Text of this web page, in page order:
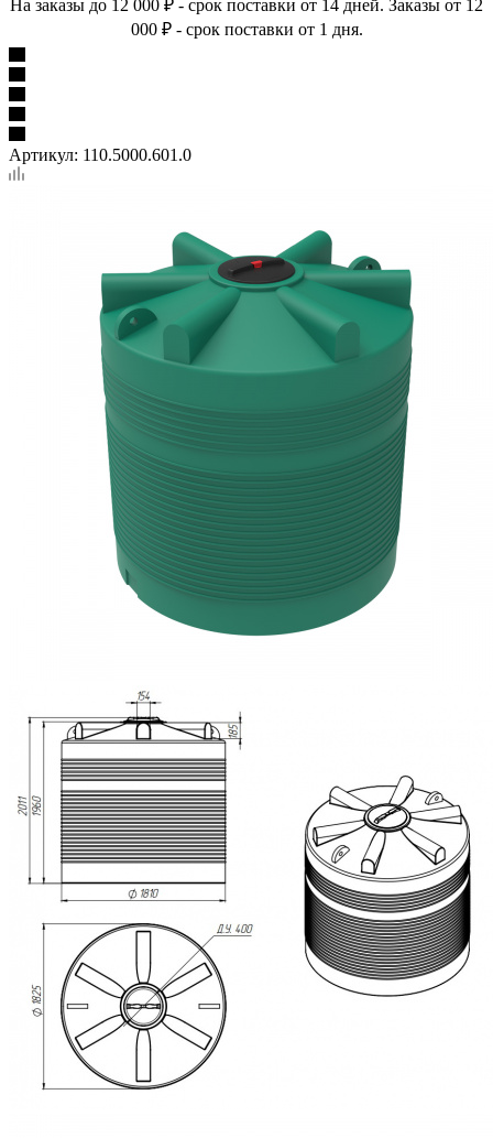
На заказы до 12 000 ₽ - срок поставки от 14 дней. Заказы от 12
000 ₽ - срок поставки от 1 дня.
Артикул: 110.5000.601.0